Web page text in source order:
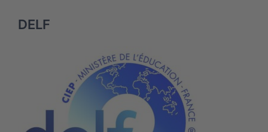
DELF